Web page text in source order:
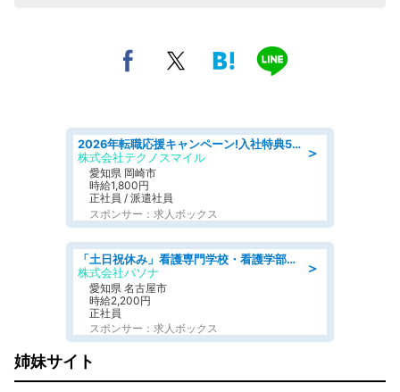
＞
2026年転職応援キャンペーン!入社特典58万円/デンソーで働こう!自動車工場で小型部品の検査業務 denso aichi
株式会社テクノスマイル
愛知県 岡崎市
時給1,800円
正社員 / 派遣社員
スポンサー：求人ボックス
＞
「土日祝休み」看護専門学校・看護学部での教員業務/高時給/要資格:保健師、正看護師
株式会社パソナ
愛知県 名古屋市
時給2,200円
正社員
スポンサー：求人ボックス
姉妹サイト